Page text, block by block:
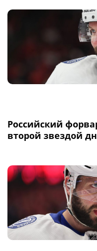
Российский
второй звездой